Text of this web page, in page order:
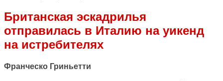
Британская эскадрилья
отправилась в Италию на уикенд
на истребителях
Франческо Гриньетти